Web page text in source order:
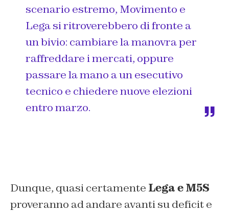
scenario estremo, Movimento e
Lega si ritroverebbero di fronte a
un bivio: cambiare la manovra per
raffreddare i mercati, oppure
passare la mano a un esecutivo
tecnico e chiedere nuove elezioni
entro marzo.
Dunque, quasi certamente Lega e M5S
proveranno ad andare avanti su deficit e